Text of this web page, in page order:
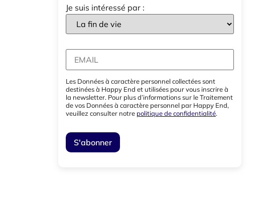
Je suis intéressé par :
Les Données à caractère personnel collectées sont
destinées à Happy End et utilisées pour vous inscrire à
la newsletter. Pour plus d’informations sur le Traitement
de vos Données à caractère personnel par Happy End,
veuillez consulter notre politique de confidentialité.